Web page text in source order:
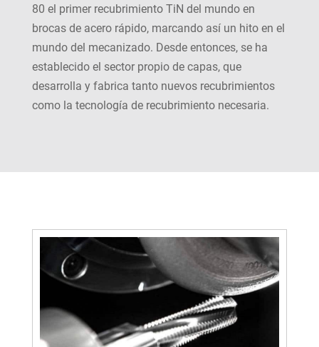
80 el primer recubrimiento TiN del mundo en
brocas de acero rápido, marcando así un hito en el
mundo del mecanizado. Desde entonces, se ha
establecido el sector propio de capas, que
desarrolla y fabrica tanto nuevos recubrimientos
como la tecnología de recubrimiento necesaria.